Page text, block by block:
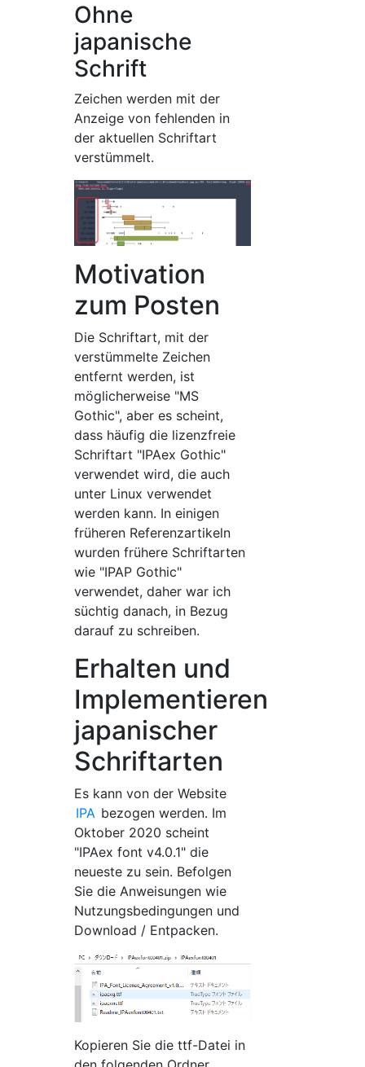
Ohne
japanische
Schrift
Zeichen werden mit der
Anzeige von fehlenden in
der aktuellen Schriftart
verstümmelt.
Motivation
zum Posten
Die Schriftart, mit der
verstümmelte Zeichen
entfernt werden, ist
möglicherweise "MS
Gothic", aber es scheint,
dass häufig die lizenzfreie
Schriftart "IPAex Gothic"
verwendet wird, die auch
unter Linux verwendet
werden kann. In einigen
früheren Referenzartikeln
wurden frühere Schriftarten
wie "IPAP Gothic"
verwendet, daher war ich
süchtig danach, in Bezug
darauf zu schreiben.
Erhalten und
Implementieren
japanischer
Schriftarten
Es kann von der Website
IPA bezogen werden. Im
Oktober 2020 scheint
"IPAex font v4.0.1" die
neueste zu sein. Befolgen
Sie die Anweisungen wie
Nutzungsbedingungen und
Download / Entpacken.
Kopieren Sie die ttf-Datei in